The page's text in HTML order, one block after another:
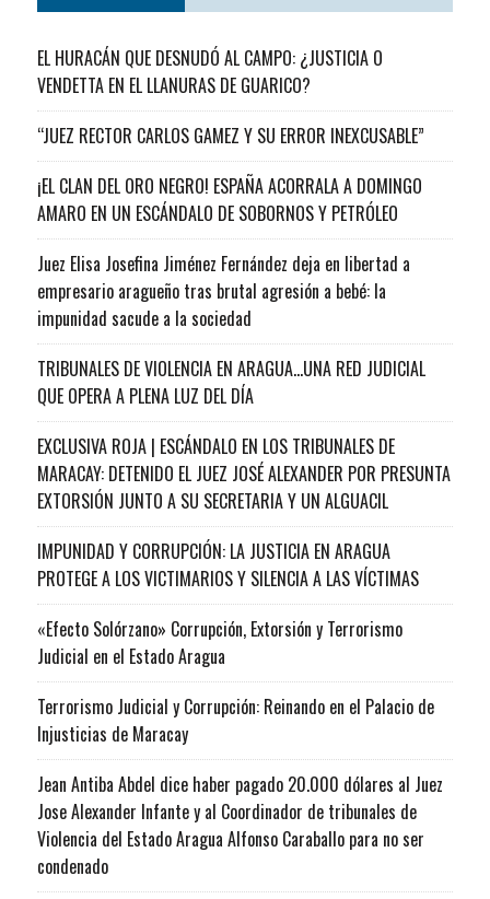
EL HURACÁN QUE DESNUDÓ AL CAMPO: ¿JUSTICIA O
VENDETTA EN EL LLANURAS DE GUARICO?
“JUEZ RECTOR CARLOS GAMEZ Y SU ERROR INEXCUSABLE”
¡EL CLAN DEL ORO NEGRO! ESPAÑA ACORRALA A DOMINGO
AMARO EN UN ESCÁNDALO DE SOBORNOS Y PETRÓLEO
Juez Elisa Josefina Jiménez Fernández deja en libertad a
empresario aragueño tras brutal agresión a bebé: la
impunidad sacude a la sociedad
TRIBUNALES DE VIOLENCIA EN ARAGUA…UNA RED JUDICIAL
QUE OPERA A PLENA LUZ DEL DÍA
EXCLUSIVA ROJA | ESCÁNDALO EN LOS TRIBUNALES DE
MARACAY: DETENIDO EL JUEZ JOSÉ ALEXANDER POR PRESUNTA
EXTORSIÓN JUNTO A SU SECRETARIA Y UN ALGUACIL
IMPUNIDAD Y CORRUPCIÓN: LA JUSTICIA EN ARAGUA
PROTEGE A LOS VICTIMARIOS Y SILENCIA A LAS VÍCTIMAS
«Efecto Solórzano» Corrupción, Extorsión y Terrorismo
Judicial en el Estado Aragua
Terrorismo Judicial y Corrupción: Reinando en el Palacio de
Injusticias de Maracay
Jean Antiba Abdel dice haber pagado 20.000 dólares al Juez
Jose Alexander Infante y al Coordinador de tribunales de
Violencia del Estado Aragua Alfonso Caraballo para no ser
condenado